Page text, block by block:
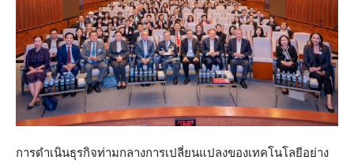
การดำเนินธุรกิจท่ามกลางการเปลี่ยนแปลงของเทคโนโลยีอย่าง